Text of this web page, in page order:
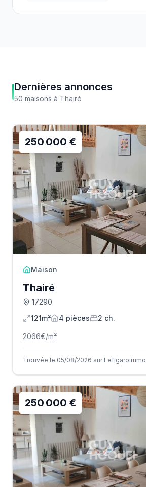
Dernières annonces
50 maisons à Thairé
250 000 €
Maison
Thairé
17290
121m²
4 pièces 2 ch.
2066€/m²
Trouvée le 05/08/2026 sur Lefigaroimmo
250 000 €